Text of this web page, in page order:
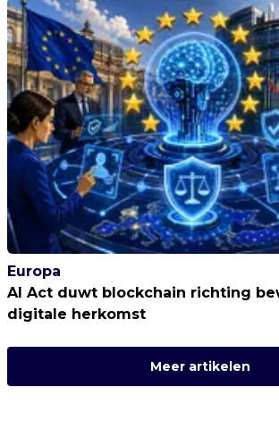
Europa
AI Act duwt blockchain richting
digitale herkomst
Meer artikelen